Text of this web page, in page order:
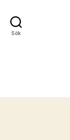
Sök